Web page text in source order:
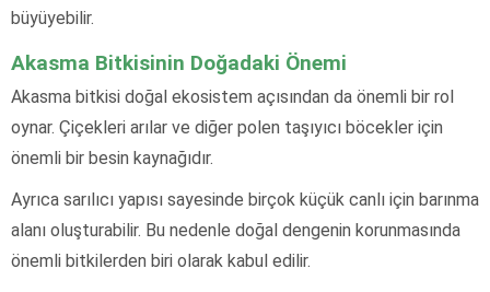
büyüyebilir.
Akasma Bitkisinin Doğadaki Önemi
Akasma bitkisi doğal ekosistem açısından da önemli bir rol
oynar. Çiçekleri arılar ve diğer polen taşıyıcı böcekler için
önemli bir besin kaynağıdır.
Ayrıca sarılıcı yapısı sayesinde birçok küçük canlı için barınma
alanı oluşturabilir. Bu nedenle doğal dengenin korunmasında
önemli bitkilerden biri olarak kabul edilir.